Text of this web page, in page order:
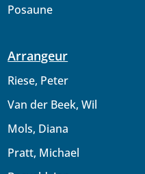
Posaune
Arrangeur
Riese, Peter
Van der Beek, Wil
Mols, Diana
Pratt, Michael